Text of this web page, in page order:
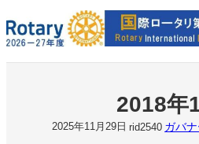
容
を
2018年
2025年11月29日 rid2540 ガバ